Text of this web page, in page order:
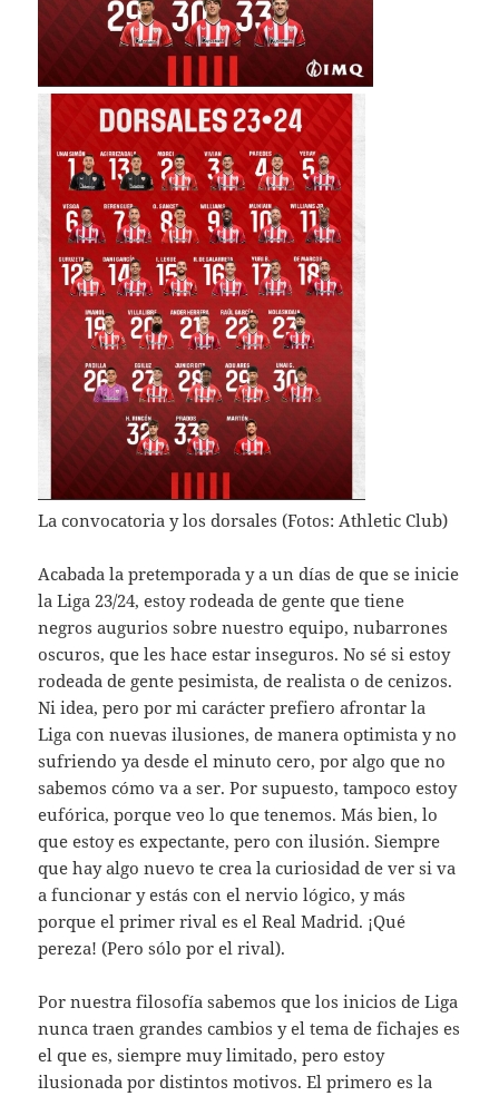
La convocatoria y los dorsales (Fotos: Athletic Club)
Acabada la pretemporada y a un días de que se inicie
la Liga 23/24, estoy rodeada de gente que tiene
negros augurios sobre nuestro equipo, nubarrones
oscuros, que les hace estar inseguros. No sé si estoy
rodeada de gente pesimista, de realista o de cenizos.
Ni idea, pero por mi carácter prefiero afrontar la
Liga con nuevas ilusiones, de manera optimista y no
sufriendo ya desde el minuto cero, por algo que no
sabemos cómo va a ser. Por supuesto, tampoco estoy
eufórica, porque veo lo que tenemos. Más bien, lo
que estoy es expectante, pero con ilusión. Siempre
que hay algo nuevo te crea la curiosidad de ver si va
a funcionar y estás con el nervio lógico, y más
porque el primer rival es el Real Madrid. ¡Qué
pereza! (Pero sólo por el rival).
Por nuestra filosofía sabemos que los inicios de Liga
nunca traen grandes cambios y el tema de fichajes es
el que es, siempre muy limitado, pero estoy
ilusionada por distintos motivos. El primero es la